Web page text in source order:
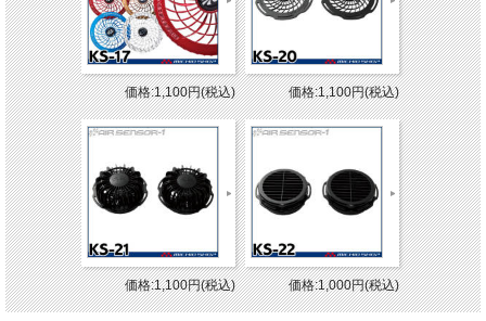
価格:1,100円(税込) 価格:1,100円(税込)
価格:1,100円(税込) 価格:1,000円(税込)